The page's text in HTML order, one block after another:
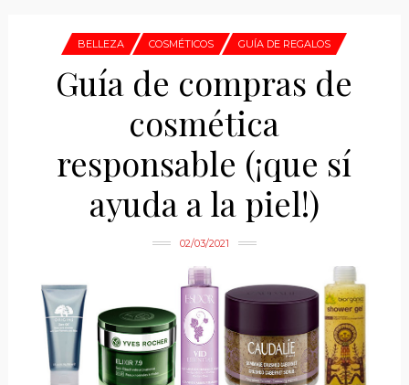
BELLEZA COSMÉTICOS GUÍA DE REGALOS
Guía de compras de
cosmética
responsable (¡que sí
ayuda a la piel!)
02/03/2021